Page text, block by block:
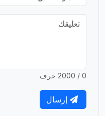
0 / 2000 حرف
إرسال